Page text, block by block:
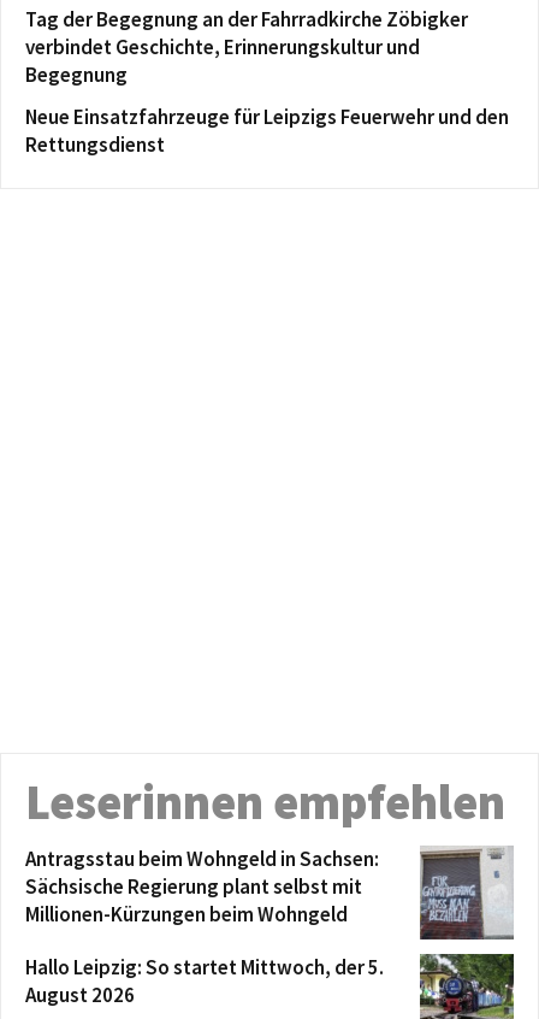
Tag der Begegnung an der Fahrradkirche Zöbigker
verbindet Geschichte, Erinnerungskultur und
Begegnung
Neue Einsatzfahrzeuge für Leipzigs Feuerwehr und den
Rettungsdienst
Leserinnen empfehlen
Antragsstau beim Wohngeld in Sachsen:
Sächsische Regierung plant selbst mit
Millionen-Kürzungen beim Wohngeld
Hallo Leipzig: So startet Mittwoch, der 5.
August 2026